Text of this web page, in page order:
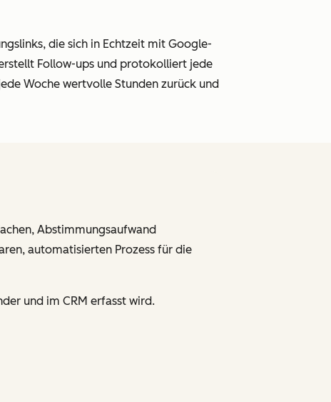
die sich in Echtzeit mit Google-
Follow-ups und protokolliert jede
Woche wertvolle Stunden zurück und
Abstimmungsaufwand
automatisierten Prozess für die
und im CRM erfasst wird.